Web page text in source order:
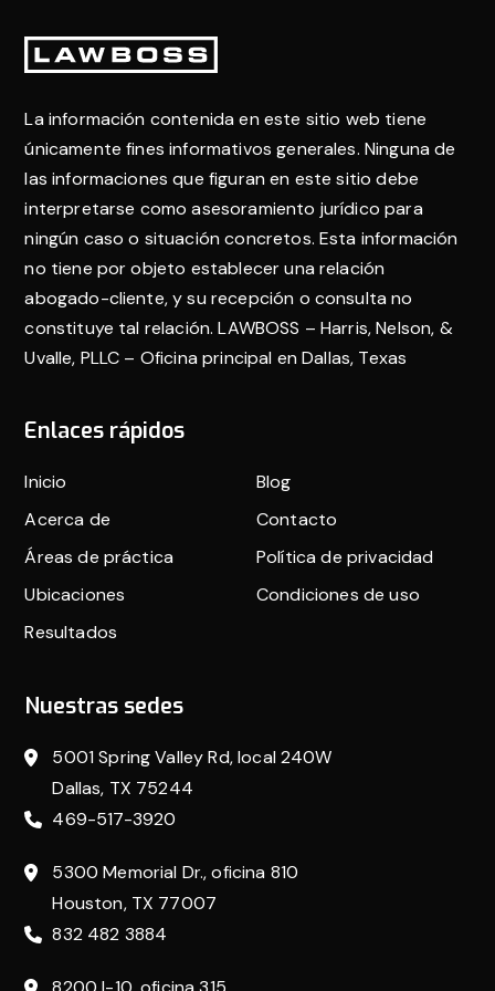
Pie
página
La información contenida en este sitio web tiene
únicamente fines informativos generales. Ninguna de
las informaciones que figuran en este sitio debe
interpretarse como asesoramiento jurídico para
ningún caso o situación concretos. Esta información
no tiene por objeto establecer una relación
abogado-cliente, y su recepción o consulta no
constituye tal relación. LAWBOSS – Harris, Nelson, &
Uvalle, PLLC – Oficina principal en Dallas, Texas
Enlaces rápidos
Inicio
Acerca de
Áreas de práctica
Ubicaciones
Resultados
Blog
Contacto
Política de privacidad
Condiciones de uso
Nuestras sedes
5001 Spring Valley Rd, local 240W
Dallas, TX 75244
469-517-3920
5300 Memorial Dr., oficina 810
Houston, TX 77007
832 482 3884